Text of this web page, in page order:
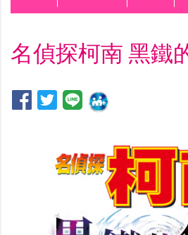
名偵探柯南 黑鐵